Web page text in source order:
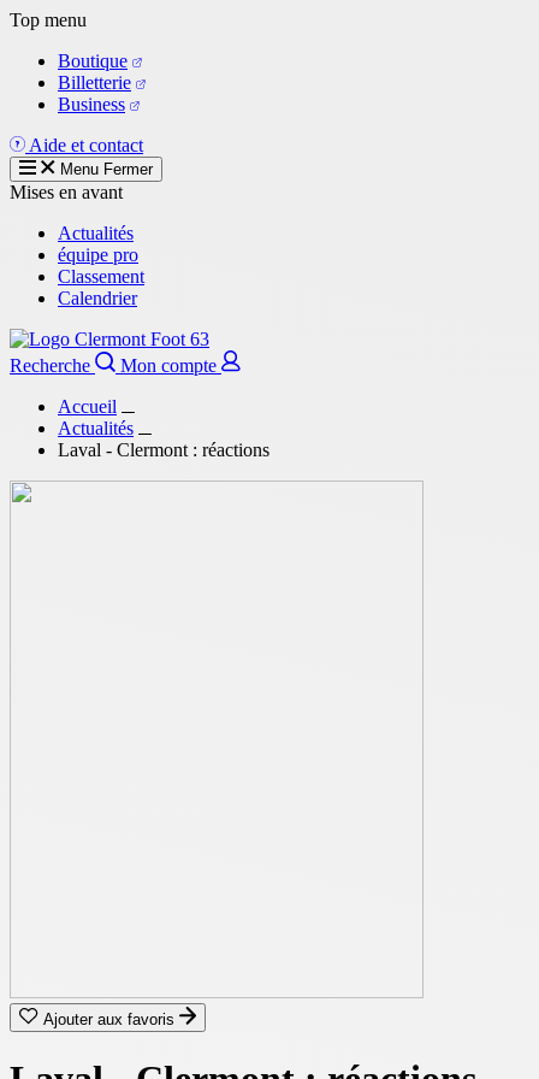
Aller
contenu
principal
Top menu
Boutique
Billetterie
Business
Aide et contact
Menu Fermer
Mises en avant
Actualités
équipe pro
Classement
Calendrier
Recherche
Mon compte
Accueil
Actualités
Laval - Clermont : réactions
Ajouter aux favoris